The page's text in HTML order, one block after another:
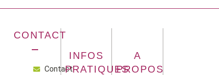
CONTACT
Contact
INFOS
PRATIQUES
A
PROPOS